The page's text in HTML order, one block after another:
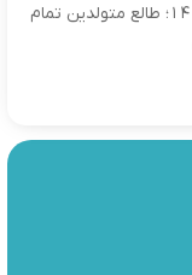
فال حافظ فردا جمعه ۱۶ مرداد ۱۴۰۵؛ طالع متولدین تمام